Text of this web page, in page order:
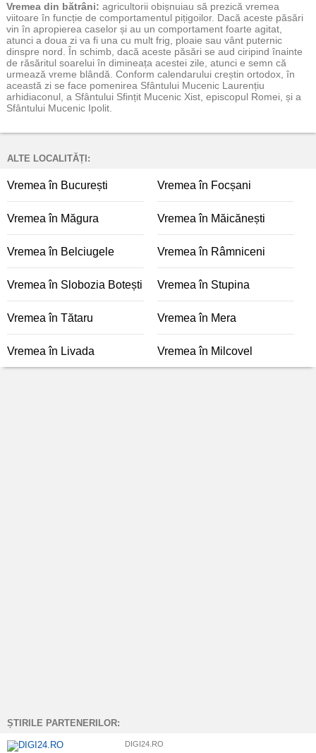
Vremea din bătrâni: agricultorii obișnuiau să prezică vremea
viitoare în funcție de comportamentul pițigoilor. Dacă aceste păsări
vin în apropierea caselor și au un comportament foarte agitat,
atunci a doua zi va fi una cu mult frig, ploaie sau vânt puternic
dinspre nord. În schimb, dacă aceste păsări se aud ciripind înainte
de răsăritul soarelui în dimineața acestei zile, atunci e semn că
urmează vreme blândă. Conform calendarului creștin ortodox, în
această zi se face pomenirea Sfântului Mucenic Laurențiu
arhidiaconul, a Sfântului Sfințit Mucenic Xist, episcopul Romei, și a
Sfântului Mucenic Ipolit.
ALTE LOCALITĂȚI:
Vremea în București Vremea în Focșani
Vremea în Măgura Vremea în Măicănești
Vremea în Belciugele Vremea în Râmniceni
Vremea în Slobozia Botești Vremea în Stupina
Vremea în Tătaru Vremea în Mera
Vremea în Livada Vremea în Milcovel
ȘTIRILE PARTENERILOR:
DIGI24.RO